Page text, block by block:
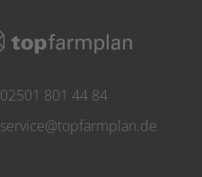
02501 801 44 84
service@topfarmplan.de